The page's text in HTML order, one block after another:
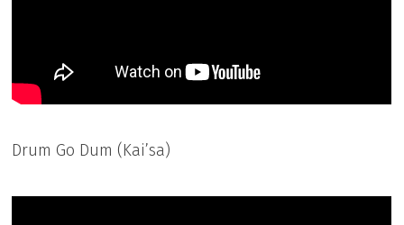
Drum Go Dum (Kai’sa)